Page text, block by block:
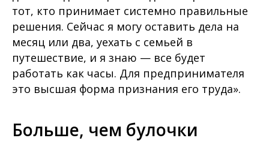
тот, кто принимает системно правильные
решения. Сейчас я могу оставить дела на
месяц или два, уехать с семьей в
путешествие, и я знаю — все будет
работать как часы. Для предпринимателя
это высшая форма признания его труда».
Больше, чем булочки